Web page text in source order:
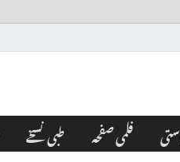
فلمی صفحہ طبی نسخے